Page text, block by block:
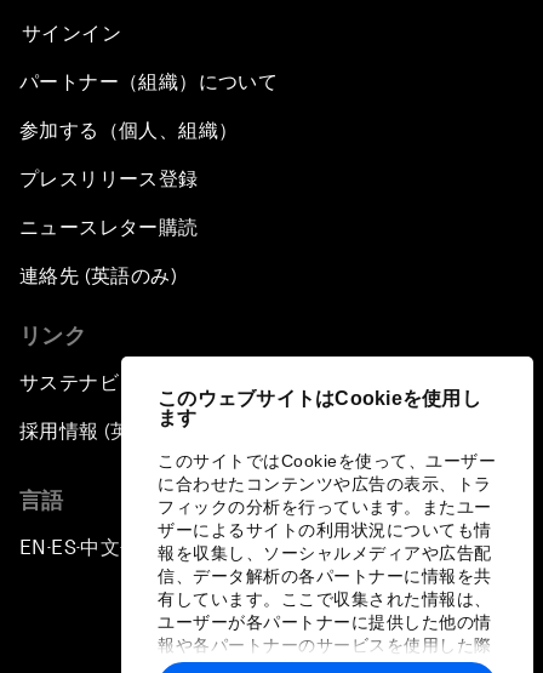
このウェブサイトはCookieを使用し
ます
このサイトではCookieを使って、ユーザー
に合わせたコンテンツや広告の表示、トラ
フィックの分析を行っています。またユー
ザーによるサイトの利用状況についても情
報を収集し、ソーシャルメディアや広告配
信、データ解析の各パートナーに情報を共
有しています。ここで収集された情報は、
ユーザーが各パートナーに提供した他の情
報や各パートナーのサービスを使用した際
に収集された情報と組み合わされ、各パー
サインイン
パートナー（組織）について
参加する（個人、組織）
プレスリリース登録
ニュースレター購読
連絡先 (英語のみ)
リンク
サステナビリティへの取り組み
採用情報 (英語のみ)
言語
EN ▪ES▪中文▪ 日本語